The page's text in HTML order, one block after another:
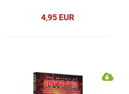
4,95 EUR